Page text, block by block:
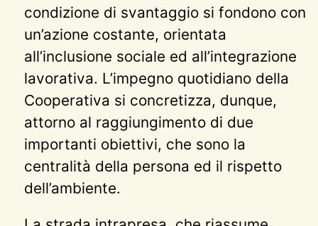
condizione di svantaggio si fondono con
un’azione costante, orientata
all’inclusione sociale ed all’integrazione
lavorativa. L’impegno quotidiano della
Cooperativa si concretizza, dunque,
attorno al raggiungimento di due
importanti obiettivi, che sono la
centralità della persona ed il rispetto
dell’ambiente.